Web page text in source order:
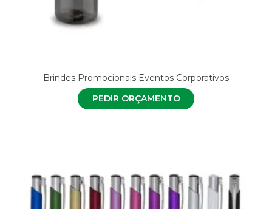
Brindes Promocionais Eventos Corporativos
PEDIR ORÇAMENTO